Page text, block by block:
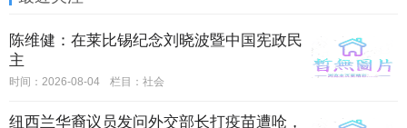
陈维健：在莱比锡纪念刘晓波暨中国宪政民
主
时间：2026-08-04 栏目： 社会
纽西兰华裔议员发问外交部长打疫苗遭呛，